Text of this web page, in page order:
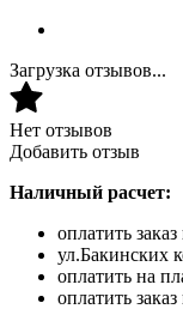
Загрузка отзывов...
Нет отзывов
Добавить отзыв
Наличный расчет:
оплатить
ул.Бакинских
оплатить на
оплатить заказ